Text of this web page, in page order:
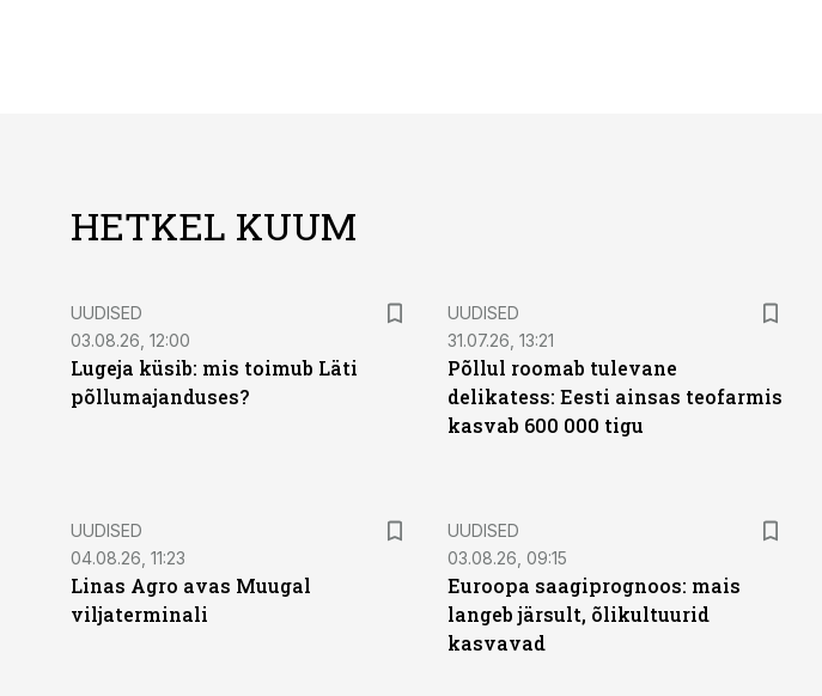
HETKEL KUUM
UUDISED
03.08.26, 12:00
Lugeja küsib: mis toimub Läti
põllumajanduses?
UUDISED
31.07.26, 13:21
Põllul roomab tulevane
delikatess: Eesti ainsas teofarmis
kasvab 600 000 tigu
UUDISED
04.08.26, 11:23
Linas Agro avas Muugal
viljaterminali
UUDISED
03.08.26, 09:15
Euroopa saagiprognoos: mais
langeb järsult, õlikultuurid
kasvavad